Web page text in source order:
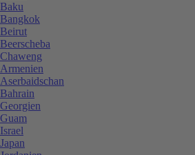
Baku
Bangkok
Beirut
Beerscheba
Chaweng
Armenien
Aserbaidschan
Bahrain
Georgien
Guam
Israel
Japan